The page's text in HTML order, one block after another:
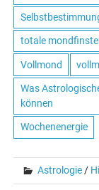
totale
Vollmond
Was
können
Wochenenergie
Astrologie /